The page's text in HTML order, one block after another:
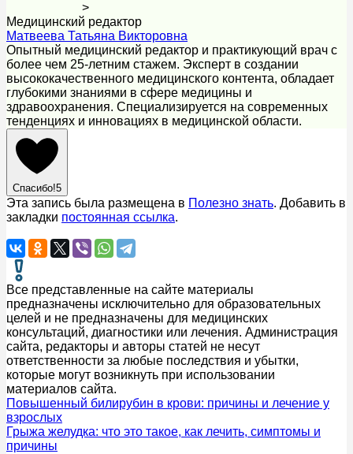
>
Медицинский редактор
Матвеева Татьяна Викторовна
Опытный медицинский редактор и практикующий врач с
более чем 25-летним стажем. Эксперт в создании
высококачественного медицинского контента, обладает
глубокими знаниями в сфере медицины и
здравоохранения. Специализируется на современных
тенденциях и инновациях в медицинской области.
Спасибо!5
Эта запись была размещена в Полезно знать. Добавить в
закладки постоянная ссылка.
Все представленные на сайте материалы
предназначены исключительно для образовательных
целей и не предназначены для медицинских
консультаций, диагностики или лечения. Администрация
сайта, редакторы и авторы статей не несут
ответственности за любые последствия и убытки,
которые могут возникнуть при использовании
материалов сайта.
Повышенный билирубин в крови: причины и лечение у
взрослых
Грыжа желудка: что это такое, как лечить, симптомы и
причины